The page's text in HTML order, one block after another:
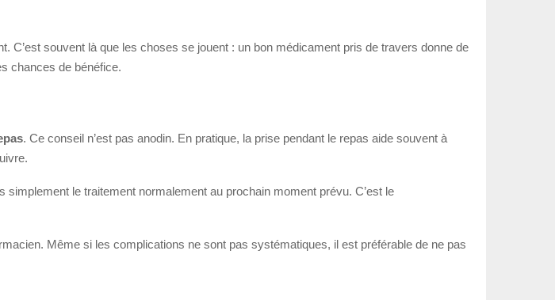
C’est souvent là que les choses se jouent : un bon médicament pris de travers donne de
chances de bénéfice.
. Ce conseil n’est pas anodin. En pratique, la prise pendant le repas aide souvent à
le traitement normalement au prochain moment prévu. C’est le
Même si les complications ne sont pas systématiques, il est préférable de ne pas